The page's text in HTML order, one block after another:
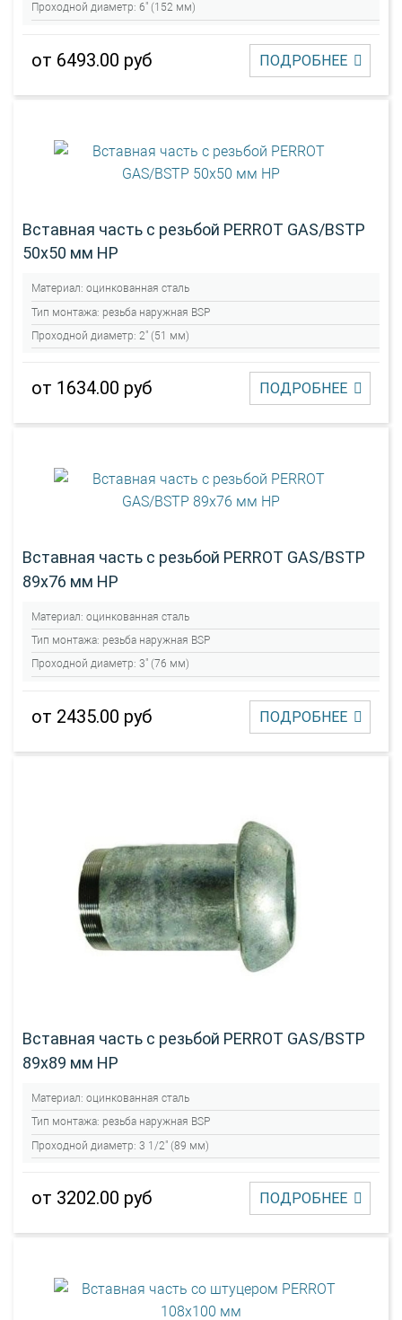
Проходной диаметр: 6" (152 мм)
от 6493.00 руб ПОДРОБНЕЕ
Вставная часть с резьбой PERROT GAS/BSTP
50х50 мм НР
Материал: оцинкованная сталь
Тип монтажа: резьба наружная BSP
Проходной диаметр: 2" (51 мм)
от 1634.00 руб ПОДРОБНЕЕ
Вставная часть с резьбой PERROT GAS/BSTP
89х76 мм НР
Материал: оцинкованная сталь
Тип монтажа: резьба наружная BSP
Проходной диаметр: 3" (76 мм)
от 2435.00 руб ПОДРОБНЕЕ
Вставная часть с резьбой PERROT GAS/BSTP
89х89 мм НР
Материал: оцинкованная сталь
Тип монтажа: резьба наружная BSP
Проходной диаметр: 3 1/2" (89 мм)
от 3202.00 руб ПОДРОБНЕЕ